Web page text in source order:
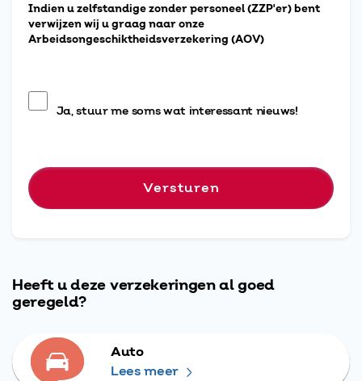
Indien u zelfstandige zonder personeel (ZZP'er) bent
verwijzen wij u graag naar onze
Arbeidsongeschiktheidsverzekering (AOV)
Ja, stuur me soms wat interessant nieuws!
Heeft u deze verzekeringen al goed
geregeld?
Auto
Lees meer